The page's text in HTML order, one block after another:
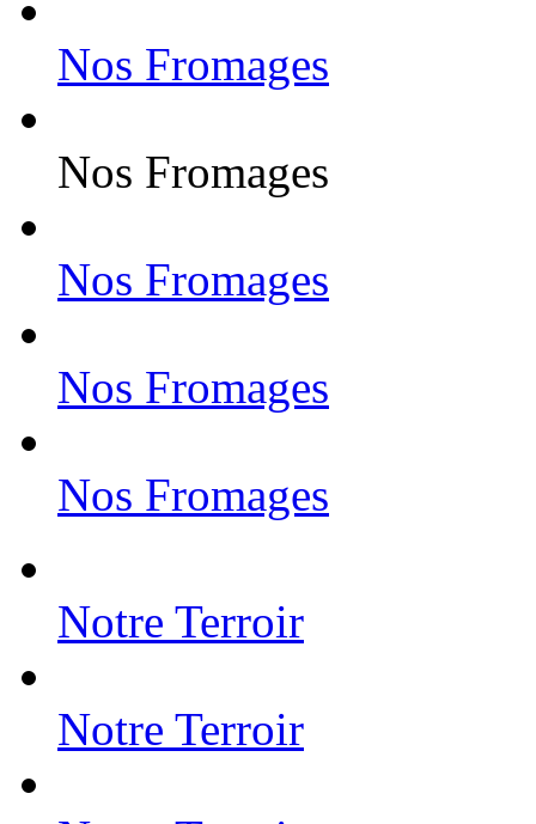
Nos Fromages
Nos Fromages
Nos Fromages
Nos Fromages
Nos Fromages
Notre Terroir
Notre Terroir